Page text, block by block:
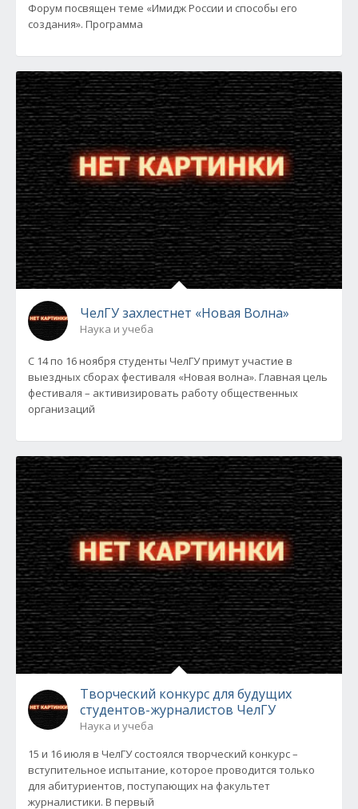
Форум посвящен теме «Имидж России и способы его
создания». Программа
ЧелГУ захлестнет «Новая Волна»
Наука и учеба
С 14 по 16 ноября студенты ЧелГУ примут участие в
выездных сборах фестиваля «Новая волна». Главная цель
фестиваля – активизировать работу общественных
организаций
Творческий конкурс для будущих
студентов-журналистов ЧелГУ
Наука и учеба
15 и 16 июля в ЧелГУ состоялся творческий конкурс –
вступительное испытание, которое проводится только
для абитуриентов, поступающих на факультет
журналистики. В первый